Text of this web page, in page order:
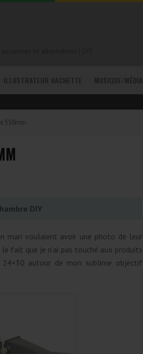
550mm
DIY
mari voulaient avoir une photo de leur
fait que je n’ai pas touché aux produits
24×30 autour de mon sublime objectif